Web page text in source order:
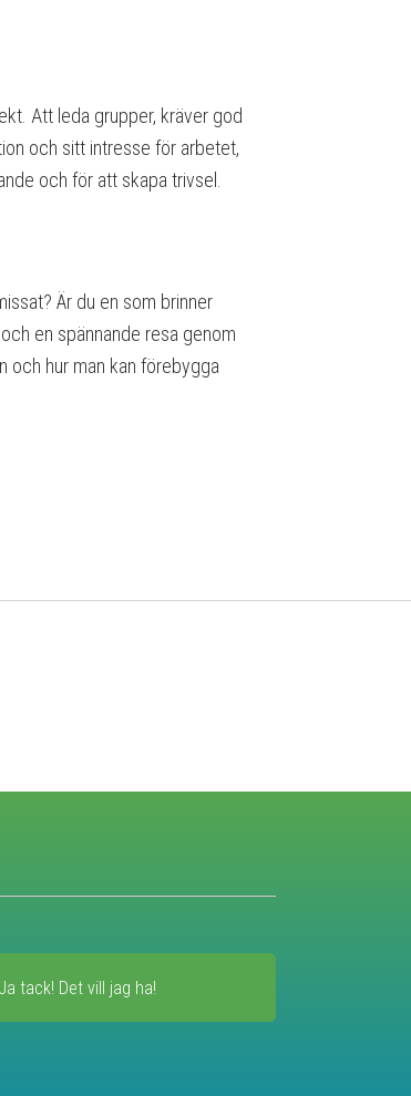
Att leda grupper, kräver god
och sitt intresse för arbetet,
och för att skapa trivsel.
Är du en som brinner
en spännande resa genom
och hur man kan förebygga
Ja tack! Det vill jag ha!